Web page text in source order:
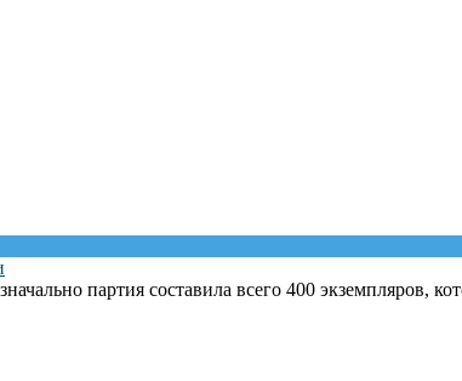
партия составила всего 400 экземпляров,